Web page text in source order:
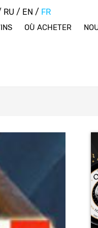
OÙ ACHETER
RU / EN / FR